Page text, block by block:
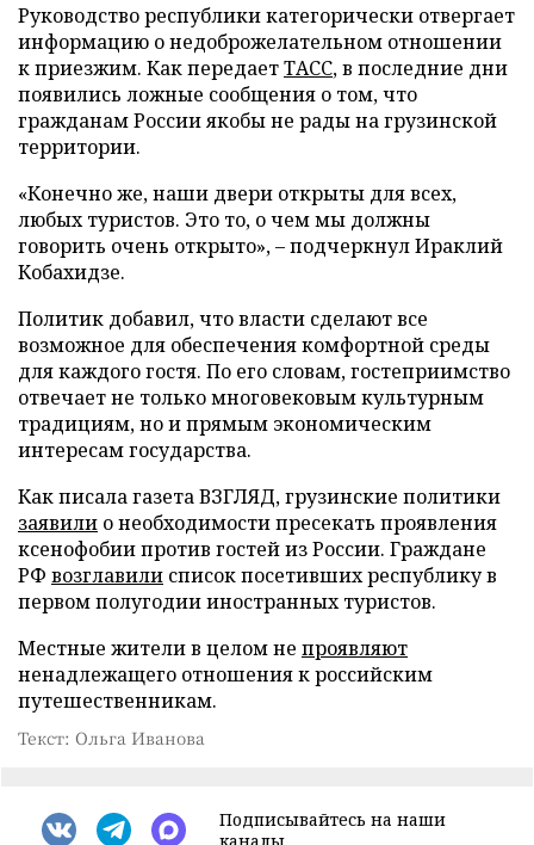
Руководство республики категорически отвергает
информацию о недоброжелательном отношении
к приезжим. Как передаетТАСС, в последние дни
появились ложные сообщения о том, что
гражданам России якобы не рады на грузинской
территории.
«Конечно же, наши двери открыты для всех,
любых туристов. Это то, о чем мы должны
говорить очень открыто», – подчеркнул Ираклий
Кобахидзе.
Политик добавил, что власти сделают все
возможное для обеспечения комфортной среды
для каждого гостя. По его словам, гостеприимство
отвечает не только многовековым культурным
традициям, но и прямым экономическим
интересам государства.
Как писала газета ВЗГЛЯД, грузинские политики
заявили о необходимости пресекать проявления
ксенофобии против гостей из России. Граждане
РФ возглавили список посетивших республику в
первом полугодии иностранных туристов.
Местные жители в целом не проявляют
ненадлежащего отношения к российским
путешественникам.
Текст: Ольга Иванова
Подписывайтесь на наши
каналы